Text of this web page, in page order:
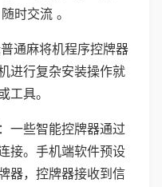
时交流 。
通麻将机程序控牌器
进行复杂安装操作就
工具。
一些智能控牌器通过
接。手机端软件预设
器，控牌器接收到信